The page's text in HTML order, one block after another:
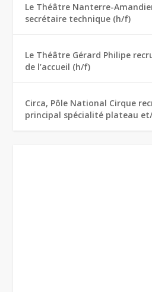
Le Théâtre Nanterre-
secrétaire technique (h/f)
Le Théâtre Gérard Philipe
de l’accueil (h/f)
Circa, Pôle National Cirque
principal spécialité plateau